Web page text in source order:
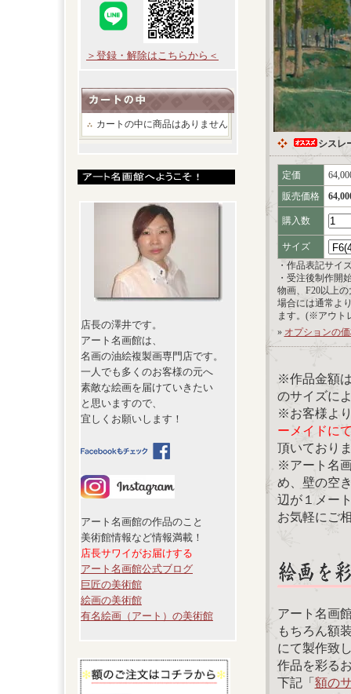
＞登録・解除はこちらから＜
カートの中に商品はありません
店長の澤井です。
アート名画館は、
名画の油絵複製画専門店です。
一人でも多くのお客様の元へ
素敵な絵画を届けていきたい
と思いますので、
宜しくお願いします！
アート名画館の作品のこと
美術館情報など情報満載！
店長サワイがお届けする
アート名画館公式ブログ
巨匠の美術館
絵画の美術館
有名絵画（アート）の美術館
シスレ
定価
販売価格
購入数
サイズ
・作品表記サイ
・受注後制作開
物画、F20以上
場合には通常よ
ます。(※アウト
» オプションの
※作品金額
のサイズに
※お客様よ
ーメイドに
頂いており
※アート名
め、壁の空
辺が１メー
お気軽にご
アート名画
もちろん額
にて製作致
作品を彩る
下記「額の